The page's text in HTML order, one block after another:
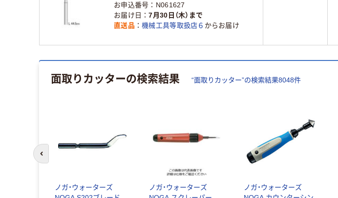
お申込番号
N061627
お届け日
7月30日（木）まで
直送品
機械工具等取扱店６ からお届け
面取りカッターの検索結果 “面取りカッター”の検索結果8048件
ノガ・ウォーターズ
ノガ・ウォーターズ
ノガ・ウォーターズ